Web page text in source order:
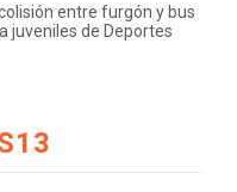
entre furgón y bus
juveniles de Deportes